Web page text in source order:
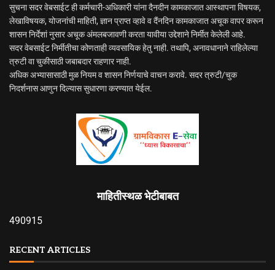
सुचना सदर वेबसाईट ही कर्मचारी-अधिकारी यांना दैनदीन कामकाजात आस्थापना विषयक,
लेखाविषयक, योजनांची माहिती, ज्ञान प्राप्त व्हावे व दैंनदिन कामकाजात अचूक वापर करून
शासन निर्देशां नुसार अचूक अंमलबजावणी करता यावीया उद्देशाने निर्मीत केलेली आहे.
सदर वेबसाईट निर्मीतीचा कोणताही व्यवसायिक हेतु नाही. तथापि, अनावधानाने राहिलेल्या
त्रुटी वा चुकीसाठी जबाबदार राहणार नाही.
अधिक अभ्यासासाठी मुळ नियम व शासन निर्णयाचे वाचन करावे. सदर त्रुटी/चुक
निदर्शनास आणुन दिल्यास सुधारणा करण्यात येईल.
माहितीस्थळ भेटीबाबत
490915
RECENT ARTICLES